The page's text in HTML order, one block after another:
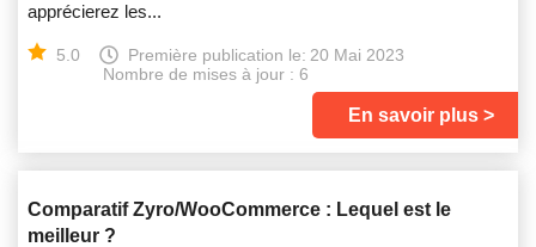
apprécierez les...
5.0 Première publication le: 20 Mai 2023
Nombre de mises à jour : 6
En savoir plus
Comparatif Zyro/WooCommerce : Lequel est le
meilleur ?